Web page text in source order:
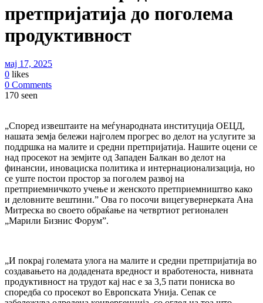
претпријатија до поголемa
продуктивност
мај 17, 2025
0 likes
0 Comments
170 seen
„Според извештаите на меѓународната институција ОЕЦД,
нашата земја бележи најголем прогрес во делот на услугите за
поддршка на малите и средни претпријатија. Нашите оцени се
над просекот на земјите од Западен Балкан во делот на
финансии, иновациска политика и интернационализација, но
се уште постои простор за поголем развој на
претприемничкото учење и женското претприемништво како
и деловните вештини.” Ова го посочи вицегувернерката Ана
Митреска во своето обраќање на четвртиот регионален
„Марили Бизнис Форум”.
„И покрај големата улога на малите и средни претпријатија во
создавањето на додадената вредност и вработеноста, нивната
продуктивност на трудот кај нас е за 3,5 пати пониска во
споредба со просекот во Европската Унија. Сепак се